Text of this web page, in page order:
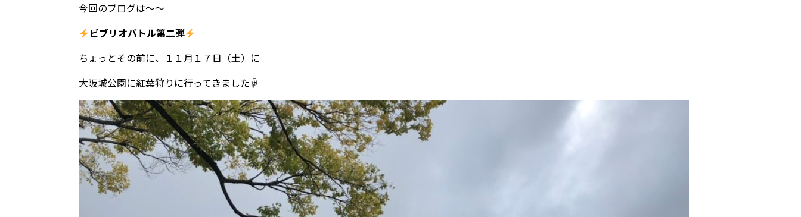
今回のブログは～～
ビブリオバトル第二弾
ちょっとその前に、１１月１７日（土）に
大阪城公園に紅葉狩りに行ってきました☟